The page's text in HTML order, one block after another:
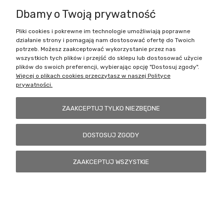
Battlecult | ul. Benedykta Dybowskiego 45/7, 41-208 Sosnowiec, woj.
śląskie | Email:kontakt@battlecult.plTel.: 669966242 | NIP:
6443563610 REGON: 520502331
POKAŻ PEŁNĄ WERSJĘ STRONY
Dbamy o Twoją prywatność
Pliki cookies i pokrewne im technologie umożliwiają poprawne
działanie strony i pomagają nam dostosować ofertę do Twoich
potrzeb. Możesz zaakceptować wykorzystanie przez nas
wszystkich tych plików i przejść do sklepu lub dostosować użycie
plików do swoich preferencji, wybierając opcję "Dostosuj zgody".
Więcej o plikach cookies przeczytasz w naszej Polityce
prywatności.
ZAAKCEPTUJ TYLKO NIEZBĘDNE
DOSTOSUJ ZGODY
ZAAKCEPTUJ WSZYSTKIE